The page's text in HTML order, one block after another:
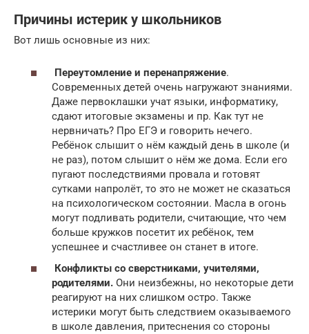
Причины истерик у школьников
Вот лишь основные из них:
Переутомление и перенапряжение.
Современных детей очень нагружают знаниями.
Даже первоклашки учат языки, информатику,
сдают итоговые экзамены и пр. Как тут не
нервничать? Про ЕГЭ и говорить нечего.
Ребёнок слышит о нём каждый день в школе (и
не раз), потом слышит о нём же дома. Если его
пугают последствиями провала и готовят
сутками напролёт, то это не может не сказаться
на психологическом состоянии. Масла в огонь
могут подливать родители, считающие, что чем
больше кружков посетит их ребёнок, тем
успешнее и счастливее он станет в итоге.
Конфликты со сверстниками, учителями,
родителями. Они неизбежны, но некоторые дети
реагируют на них слишком остро. Также
истерики могут быть следствием оказываемого
в школе давления, притеснения со стороны